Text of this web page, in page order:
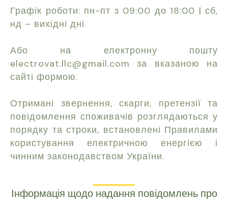
Графік роботи: пн-пт з 09:00 до 18:00 | сб,
нд – вихідні дні.
Або на електронну пошту
electrovat.llc@gmail.com за вказаною на
сайті формою.
Отримані звернення, скарги, претензії та
повідомлення споживачів розглядаються у
порядку та строки, встановлені Правилами
користування електричною енергією і
чинним законодавством України.
Інформація щодо надання повідомлень про